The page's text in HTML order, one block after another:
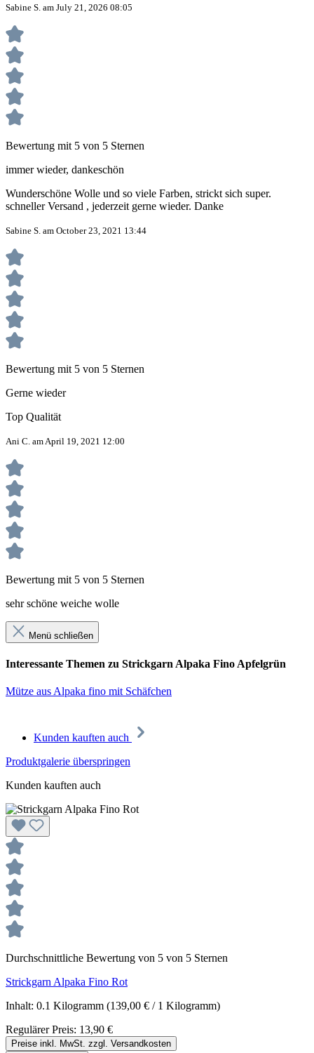
Sabine S. am July 21, 2026 08:05
Bewertung mit 5 von 5 Sternen
immer wieder, dankeschön
Wunderschöne Wolle und so viele Farben, strickt sich super.
schneller Versand , jederzeit gerne wieder. Danke
Sabine S. am October 23, 2021 13:44
Bewertung mit 5 von 5 Sternen
Gerne wieder
Top Qualität
Ani C. am April 19, 2021 12:00
Bewertung mit 5 von 5 Sternen
sehr schöne weiche wolle
Menü schließen
Interessante Themen zu Strickgarn Alpaka Fino Apfelgrün
Mütze aus Alpaka fino mit Schäfchen
Kunden kauften auch
Produktgalerie überspringen
Kunden kauften auch
Durchschnittliche Bewertung von 5 von 5 Sternen
Strickgarn Alpaka Fino Rot
Inhalt: 0.1 Kilogramm (139,00 € / 1 Kilogramm)
Regulärer Preis: 13,90 €
Preise inkl. MwSt. zzgl. Versandkosten